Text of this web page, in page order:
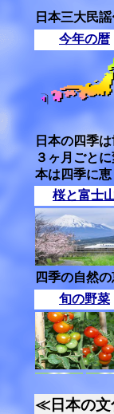
日本三大民
今年の暦
日本の四季
３ヶ月ごと
本は四季に恵
桜と富士
四季の自然
旬の野菜
≪日本の